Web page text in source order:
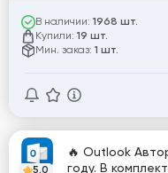
В наличии: 1968 шт.
Купили: 19 шт.
Мин. заказ: 1 шт.
5.0
🔥 Outlook
году. В